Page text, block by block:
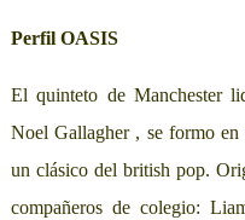
Perfil OASIS
El quinteto de Manchester
Noel Gallagher , se formo en
un clásico del british pop.
compañeros de colegio: